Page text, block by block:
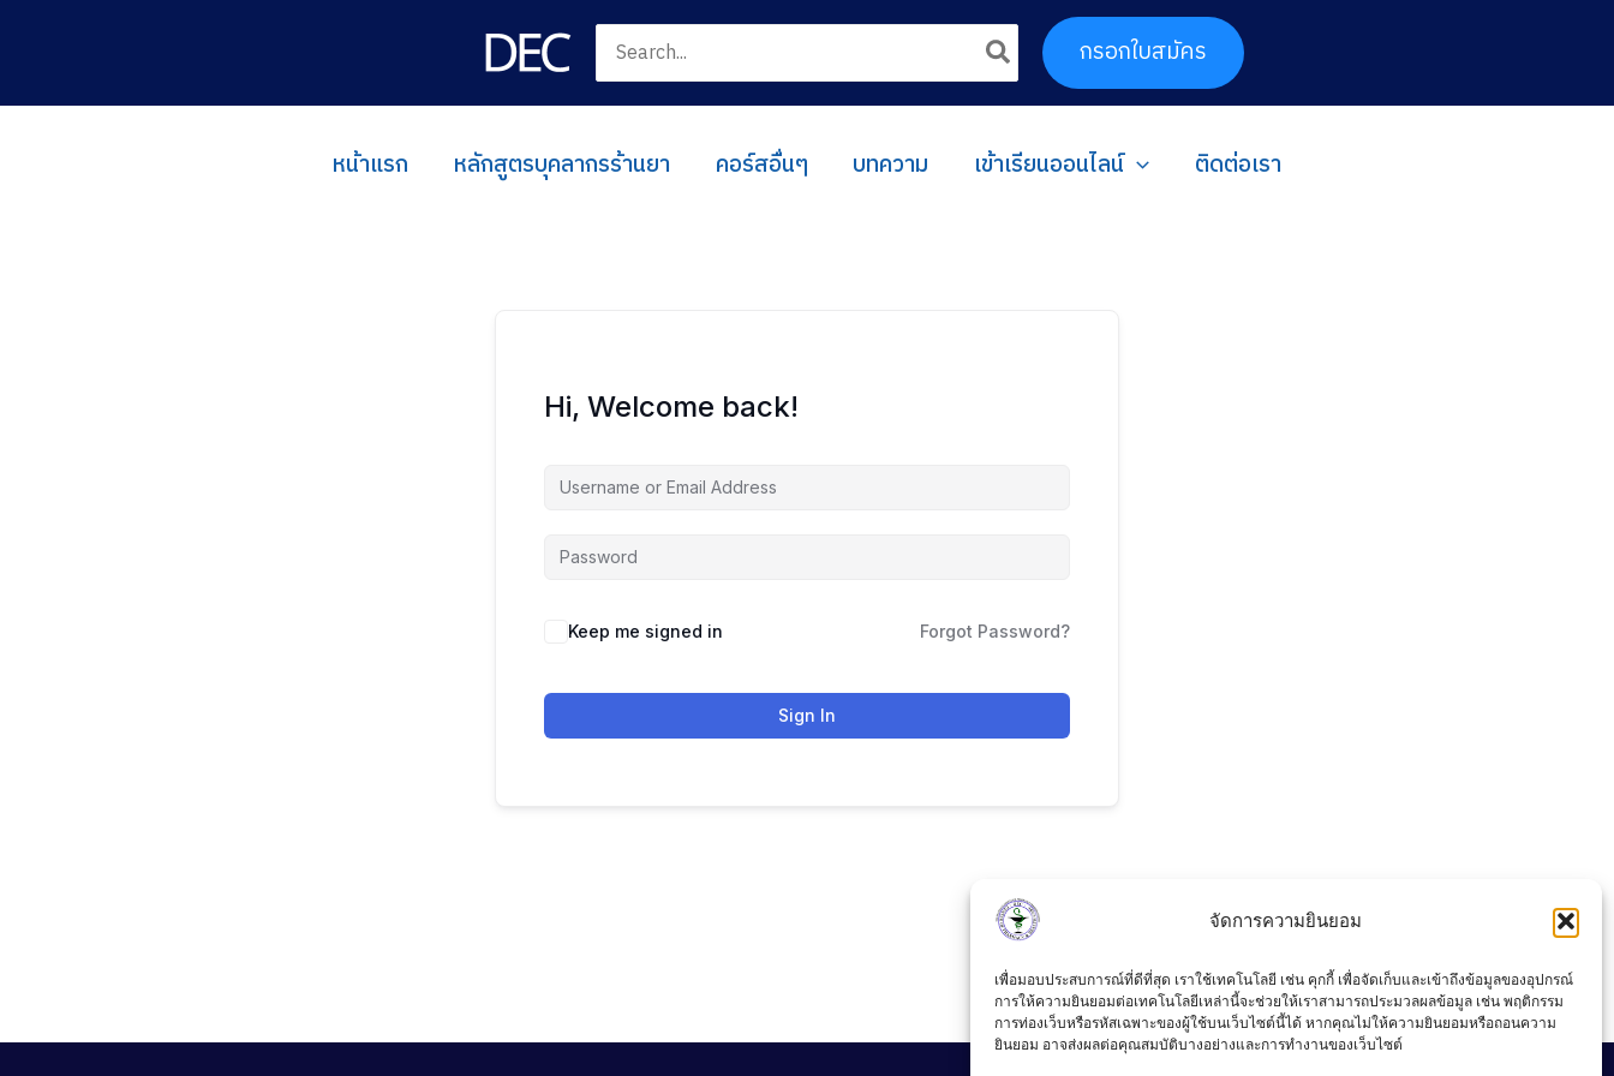
จัดการความยินยอม
เพื่อมอบประสบการณ์ที่ดีที่สุด เราใช้เทคโนโลยี เช่น คุกกี้ เพื่อจัดเก็บและเข้าถึงข้อมูลของอุปกรณ์
การให้ความยินยอมต่อเทคโนโลยีเหล่านี้จะช่วยให้เราสามารถประมวลผลข้อมูล เช่น พฤติกรรม
การท่องเว็บหรือรหัสเฉพาะของผู้ใช้บนเว็บไซต์นี้ได้ หากคุณไม่ให้ความยินยอมหรือถอนความ
ยินยอม อาจส่งผลต่อคุณสมบัติบางอย่างและการทำงานของเว็บไซต์
for:
กรอกใบสมัคร
หน้าแรก หลักสูตรบุคลากรร้านยา คอร์สอื่นๆ บทความ เข้าเรียนออนไลน์ ติดต่อเรา
Hi, Welcome back!
Keep me signed in Forgot Password?
Sign In